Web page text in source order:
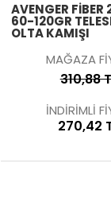
AVENGER FIBER
60-120GR
OLTA KAMIŞI
MAĞAZA
310,88
İNDİRİMLİ
270,42